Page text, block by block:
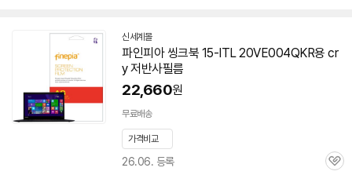
신세계몰
파인피아 씽크북 15-ITL 20VE004QKR용 cr
y 저반사필름
22,660원
무료배송
가격비교
26.06. 등록
관